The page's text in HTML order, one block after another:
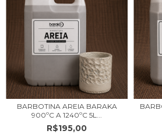
BARBOTINA AREIA BARAKA
900ºC A 1240ºC 5L...
R$195,00